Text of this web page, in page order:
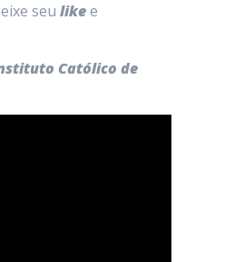
seu likee
Católico de